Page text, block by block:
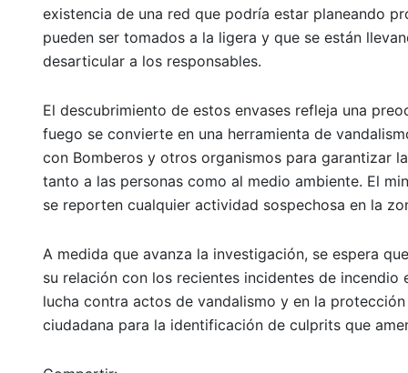
existencia de una red que podría estar planeando
pueden ser tomados a la ligera y que se están
desarticular a los responsables.
El descubrimiento de estos envases refleja una
fuego se convierte en una herramienta de
con Bomberos y otros organismos para garantizar
tanto a las personas como al medio ambiente. El
se reporten cualquier actividad sospechosa en la
A medida que avanza la investigación, se espera
su relación con los recientes incidentes de
lucha contra actos de vandalismo y en la
ciudadana para la identificación de culprits que